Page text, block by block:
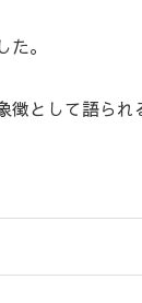
。
として語られ